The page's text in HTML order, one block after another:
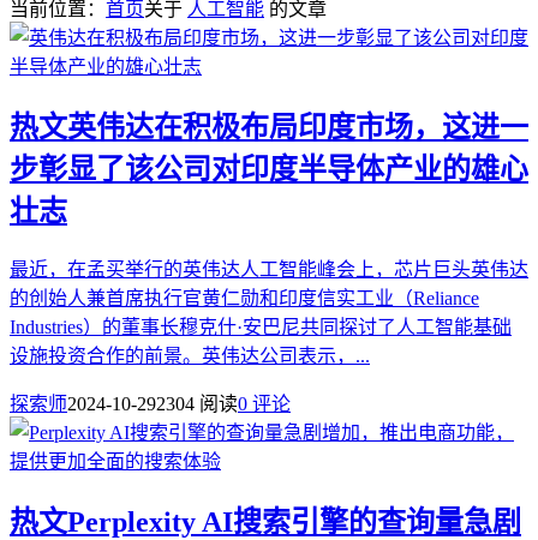
当前位置： 首页关于 人工智能 的文章
热文英伟达在积极布局印度市场，这进一
步彰显了该公司对印度半导体产业的雄心
壮志
最近，在孟买举行的英伟达人工智能峰会上，芯片巨头英伟达
的创始人兼首席执行官黄仁勋和印度信实工业（Reliance
Industries）的董事长穆克什·安巴尼共同探讨了人工智能基础
设施投资合作的前景。英伟达公司表示，...
探索师2024-10-292304 阅读0 评论
热文Perplexity AI搜索引擎的查询量急剧